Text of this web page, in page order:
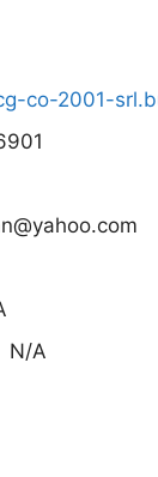
co-2001-
N/A